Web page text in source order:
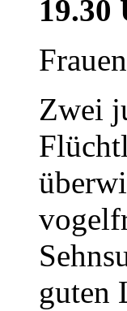
19.30
Zwei
guten